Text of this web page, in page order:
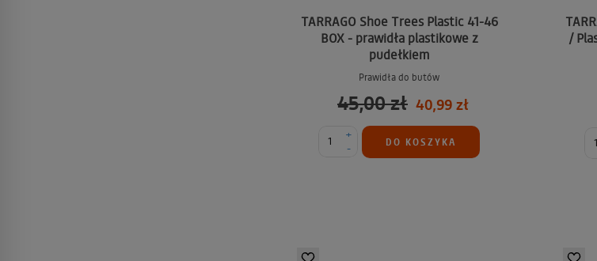
TARRAGO Shoe Trees Plastic 41-46
BOX - prawidła plastikowe z
pudełkiem
Prawidła do butów
45,00 zł 40,99 zł
-
+
DO KOSZYKA
/